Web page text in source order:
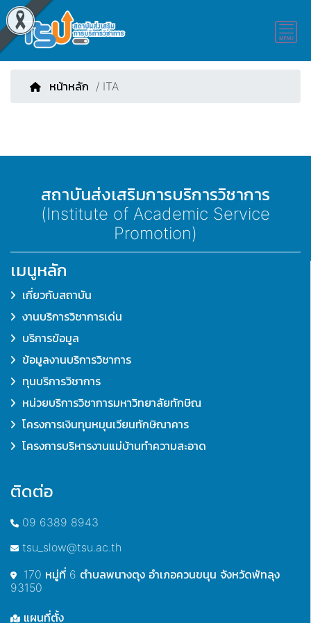
หน้าหลัก / ITA
สถาบันส่งเสริมการบริการวิชาการ
(Institute of Academic Service
Promotion)
เมนูหลัก
เกี่ยวกับสถาบัน
งานบริการวิชาการเด่น
บริการข้อมูล
ข้อมูลงานบริการวิชาการ
ทุนบริการวิชาการ
หน่วยบริการวิชาการมหาวิทยาลัยทักษิณ
โครงการเงินทุนหมุนเวียนทักษิณาคาร
โครงการบริหารงานแม่บ้านทำความสะอาด
ติดต่อ
09 6389 8943
tsu_slow@tsu.ac.th
170 หมู่ที่ 6 ตำบลพนางตุง อำเภอควนขนุน จังหวัดพัทลุง
93150
แผนที่ตั้ง